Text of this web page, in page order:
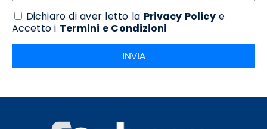
Dichiaro di aver letto la Privacy Policye
Accetto i Termini e Condizioni
INVIA